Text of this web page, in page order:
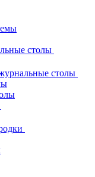
столы
столы